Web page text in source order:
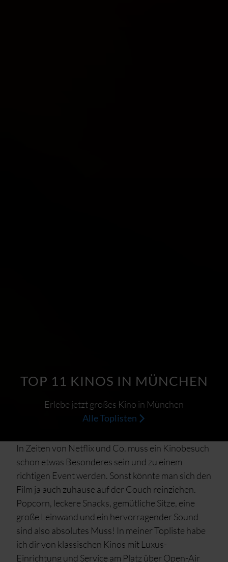
TOP 11 KINOS IN MÜNCHEN
Erlebe jetzt großes Kino in München
Alle Toplisten
In Zeiten von Netflix und Co. muss ein Kinobesuch
schon etwas Besonderes sein und zu einem
richtigen Event werden. Sonst könnte man sich den
Film ja auch zuhause auf der Couch reinziehen.
Popcorn, leckere Snacks, gemütliche Sitze, eine
große Leinwand und ein hervorragender Sound
sind also absolutes Muss! In meiner Topliste habe
ich dir von klassischen Kinos mit Luxus-
Einrichtung und Service am Platz über Open-Air